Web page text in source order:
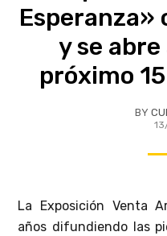
Esperanza»
y se
próximo
BY
La Exposición Venta
años difundiendo las